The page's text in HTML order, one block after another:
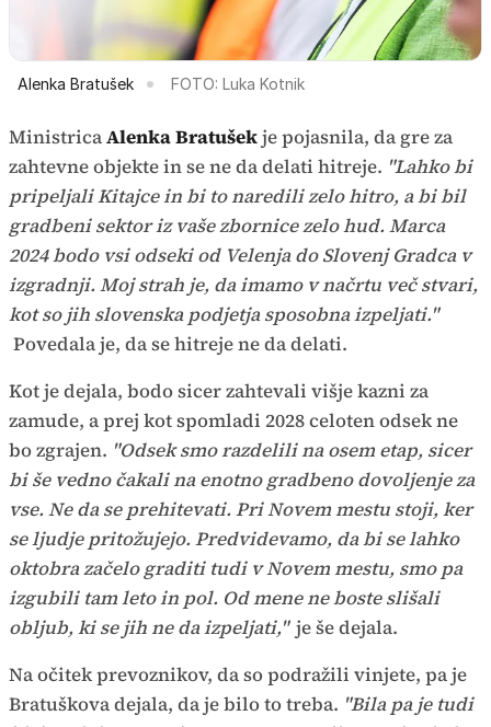
Alenka Bratušek FOTO: Luka Kotnik
MinistricaAlenka Bratušekje pojasnila, da gre za
zahtevne objekte in se ne da delati hitreje. "Lahko bi
pripeljali Kitajce in bi to naredili zelo hitro, a bi bil
gradbeni sektor iz vaše zbornice zelo hud. Marca
2024 bodo vsi odseki od Velenja do Slovenj Gradca v
izgradnji. Moj strah je, da imamo v načrtu več stvari,
kot so jih slovenska podjetja sposobna izpeljati."
Povedala je, da se hitreje ne da delati.
Kot je dejala, bodo sicer zahtevali višje kazni za
zamude, a prej kot spomladi 2028 celoten odsek ne
bo zgrajen. "Odsek smo razdelili na osem etap, sicer
bi še vedno čakali na enotno gradbeno dovoljenje za
vse. Ne da se prehitevati. Pri Novem mestu stoji, ker
se ljudje pritožujejo. Predvidevamo, da bi se lahko
oktobra začelo graditi tudi v Novem mestu, smo pa
izgubili tam leto in pol. Od mene ne boste slišali
obljub, ki se jih ne da izpeljati," je še dejala.
Na očitek prevoznikov, da so podražili vinjete, pa je
Bratuškova dejala, da je bilo to treba. "Bila pa je tudi